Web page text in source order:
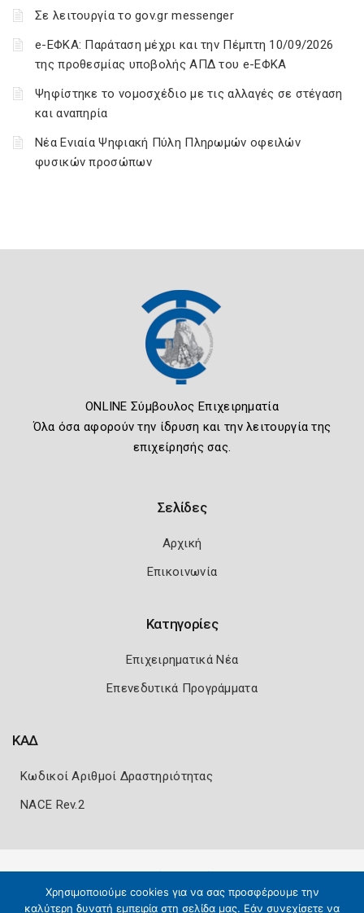
Σε λειτουργία το gov.gr messenger
e-ΕΦΚΑ: Παράταση μέχρι και την Πέμπτη 10/09/2026
της προθεσμίας υποβολής ΑΠΔ του e-ΕΦΚΑ
Ψηφίστηκε το νομοσχέδιο με τις αλλαγές σε στέγαση
και αναπηρία
Νέα Ενιαία Ψηφιακή Πύλη Πληρωμών οφειλών
φυσικών προσώπων
ONLINE Σύμβουλος Επιχειρηματία
Όλα όσα αφορούν την ίδρυση και την λειτουργία της
επιχείρησής σας.
Σελίδες
Αρχική
Επικοινωνία
Κατηγορίες
Επιχειρηματικά Νέα
Επενεδυτικά Προγράμματα
ΚΑΔ
Κωδικοί Αριθμοί Δραστηριότητας
NACE Rev.2
Χρησιμοποιούμε cookies για να σας προσφέρουμε την
καλύτερη δυνατή εμπειρία στη σελίδα μας. Εάν συνεχίσετε να
Copyright 2026 Knowledge A.E.